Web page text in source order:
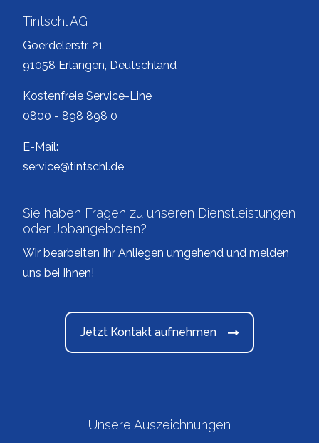
Tintschl AG
Goerdelerstr. 21
91058 Erlangen, Deutschland
Kostenfreie Service-Line
0800 - 898 898 0
E-Mail:
service@tintschl.de
Sie haben Fragen zu unseren Dienstleistungen
oder Jobangeboten?
Wir bearbeiten Ihr Anliegen umgehend und melden
uns bei Ihnen!
Jetzt Kontakt aufnehmen
Unsere Auszeichnungen